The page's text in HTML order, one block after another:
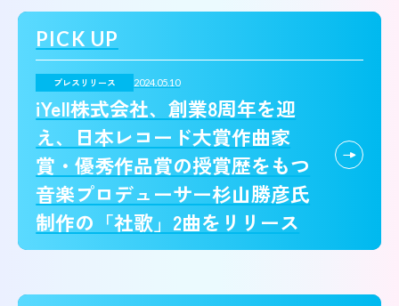
PICK UP
プレスリリース 2024.05.10
iYell株式会社、創業8周年を迎
え、日本レコード大賞作曲家
賞・優秀作品賞の授賞歴をもつ
音楽プロデューサー杉山勝彦氏
制作の「社歌」2曲をリリース